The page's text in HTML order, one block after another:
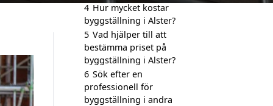
4 Hur mycket kostar
byggställning i Alster?
5 Vad hjälper till att
bestämma priset på
byggställning i Alster?
6 Sök efter en
professionell för
byggställning i andra